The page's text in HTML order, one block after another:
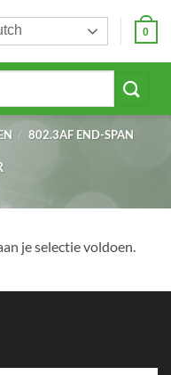
0
/ 802.3AF END-SPAN
je selectie voldoen.